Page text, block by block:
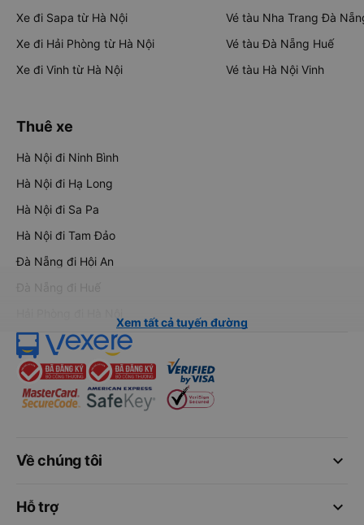
Xe đi Sapa từ Hà Nội
Xe đi Hải Phòng từ Hà Nội
Xe đi Vinh từ Hà Nội
Vé tàu Nha Trang Đà
Vé tàu Đà Nẵng Huế
Vé tàu Hà Nội Vinh
Thuê xe
Hà Nội đi Ninh Bình
Hà Nội đi Hạ Long
Hà Nội đi Sa Pa
Hà Nội đi Tam Đảo
Đà Nẵng đi Hội An
Đà Nẵng đi Huế
Xem tất cả tuyến đường
keyboard_arrow_down
Về chúng tôi
keyboard_arrow_down
Hỗ trợ